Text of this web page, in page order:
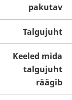
pakutav
Talgujuht
Keeled mida
talgujuht
räägib